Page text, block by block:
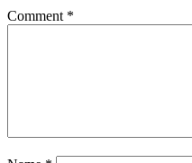
Comment *